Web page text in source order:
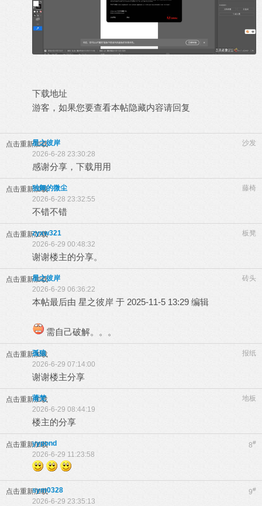
下载地址
游客，如果您要查看本帖隐藏内容请回复
点击重新加载 沙发
星之彼岸
2026-6-28 23:30:28
感谢分享，下载用用
点击重新加载 藤椅
独舞的微尘
2026-6-28 23:32:55
不错不错
点击重新加载 板凳
zyxw321
2026-6-29 00:48:32
谢谢楼主的分享。
点击重新加载 砖头
星之彼岸
2026-6-29 06:36:22
本帖最后由 星之彼岸 于 2025-11-5 13:29 编辑
需自己破解。。。
点击重新加载 报纸
孤狼
2026-6-29 07:14:00
谢谢楼主分享
点击重新加载 地板
莆梵
2026-6-29 08:44:19
楼主的分享
点击重新加载 8#
yypond
2026-6-29 11:23:58
点击重新加载 9#
sym0328
2026-6-29 23:35:13